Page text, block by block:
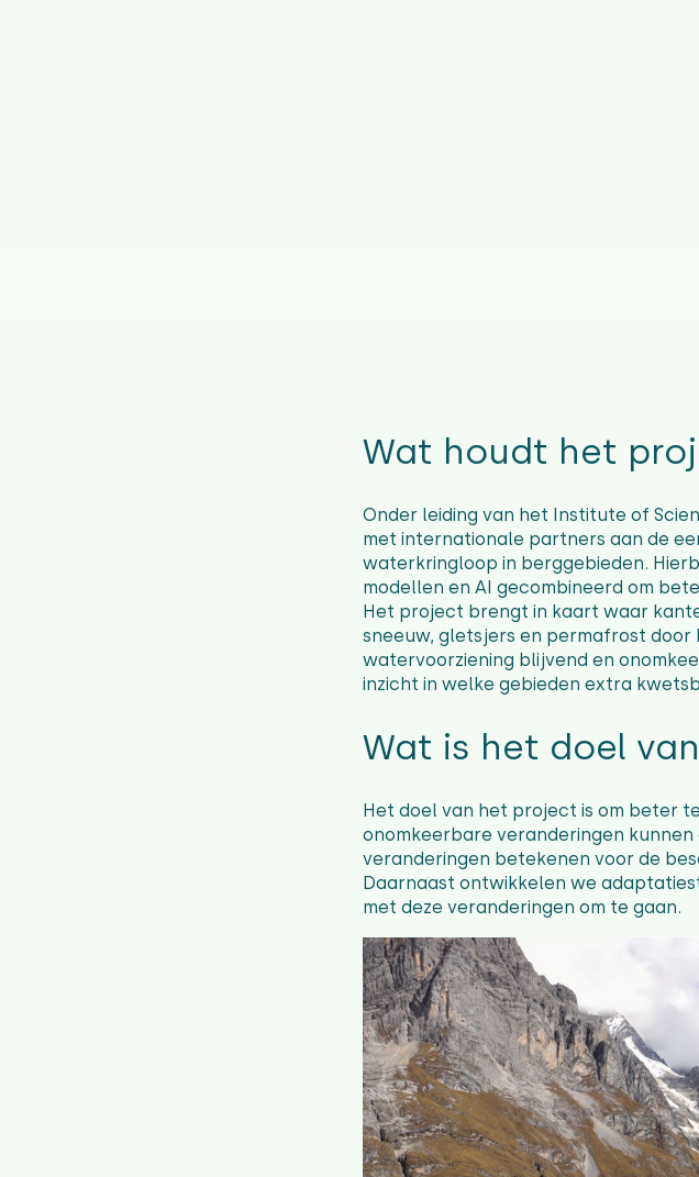
Wat houdt het
Onder leiding van het Institute of
met internationale partners aan de
waterkringloop in berggebieden.
modellen en AI gecombineerd om
Het project brengt in kaart waar
sneeuw, gletsjers en permafrost
watervoorziening blijvend en
inzicht in welke gebieden extra
Wat is het doel
Het doel van het project is om beter
onomkeerbare veranderingen
veranderingen betekenen voor de
Daarnaast ontwikkelen we
met deze veranderingen om te gaan.